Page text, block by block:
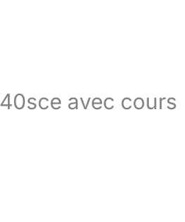
avec cours